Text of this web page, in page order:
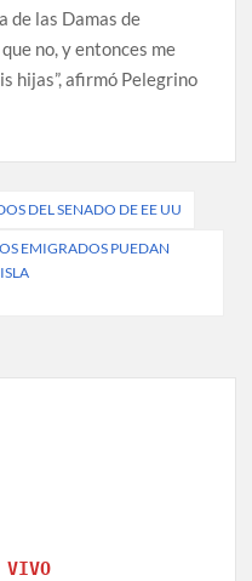
de las Damas de
no, y entonces me
hijas”, afirmó Pelegrino
DEL SENADO DE EE UU
EMIGRADOS PUEDAN
VIVO